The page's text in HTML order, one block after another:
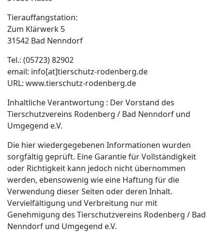
Tierauffangstation:
Zum Klärwerk 5
31542 Bad Nenndorf
Tel.: (05723) 82902
email: info[at]tierschutz-rodenberg.de
URL: www.tierschutz-rodenberg.de
Inhaltliche Verantwortung : Der Vorstand des
Tierschutzvereins Rodenberg / Bad Nenndorf und
Umgegend e.V.
Die hier wiedergegebenen Informationen wurden
sorgfältig geprüft. Eine Garantie für Vollständigkeit
oder Richtigkeit kann jedoch nicht übernommen
werden, ebensowenig wie eine Haftung für die
Verwendung dieser Seiten oder deren Inhalt.
Vervielfältigung und Verbreitung nur mit
Genehmigung des Tierschutzvereins Rodenberg / Bad
Nenndorf und Umgegend e.V.